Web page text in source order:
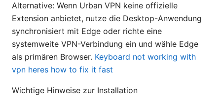
Alternative: Wenn Urban VPN keine offizielle
Extension anbietet, nutze die Desktop-Anwendung
synchronisiert mit Edge oder richte eine
systemweite VPN-Verbindung ein und wähle Edge
als primären Browser. Keyboard not working with
vpn heres how to fix it fast
Wichtige Hinweise zur Installation